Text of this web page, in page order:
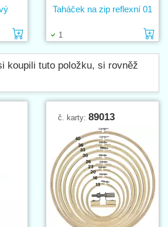
Vložit do košíku
1
Taháček na zip reflexní 01
koupili tuto položku, si rovněž
č. karty: 89013